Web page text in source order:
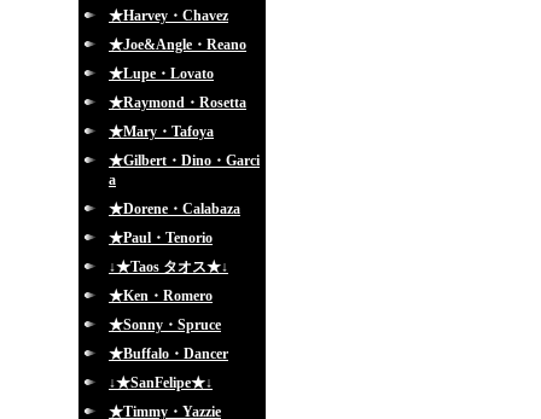
★Harvey・Chavez
★Joe&Angle・Reano
★Lupe・Lovato
★Raymond・Rosetta
★Mary・Tafoya
★Gilbert・Dino・Garci
a
★Dorene・Calabaza
★Paul・Tenorio
↓★Taos タオス★↓
★Ken・Romero
★Sonny・Spruce
★Buffalo・Dancer
↓★SanFelipe★↓
★Timmy・Yazzie